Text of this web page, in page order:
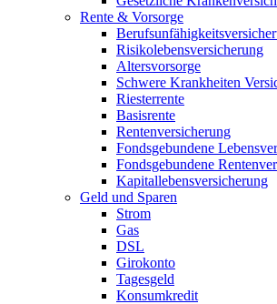
Rente & Vorsorge
Risikolebensversicherung
Altersvorsorge
Schwere Krankheiten
Riesterrente
Basisrente
Rentenversicherung
Fondsgebundene
Fondsgebundene
Kapitallebensversicherung
Geld und Sparen
Strom
Gas
DSL
Girokonto
Tagesgeld
Konsumkredit